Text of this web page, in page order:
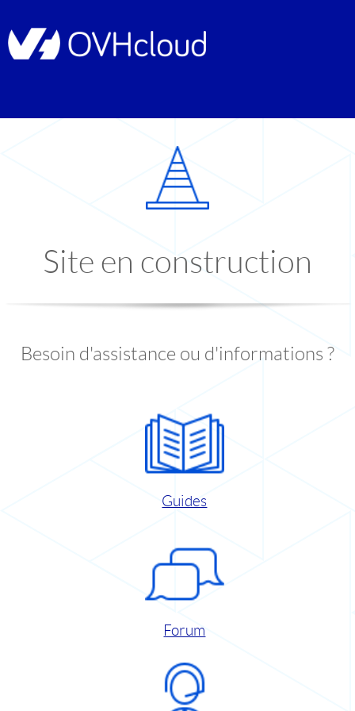
Site en construction
Besoin d'assistance ou d'informations ?
Guides
Forum